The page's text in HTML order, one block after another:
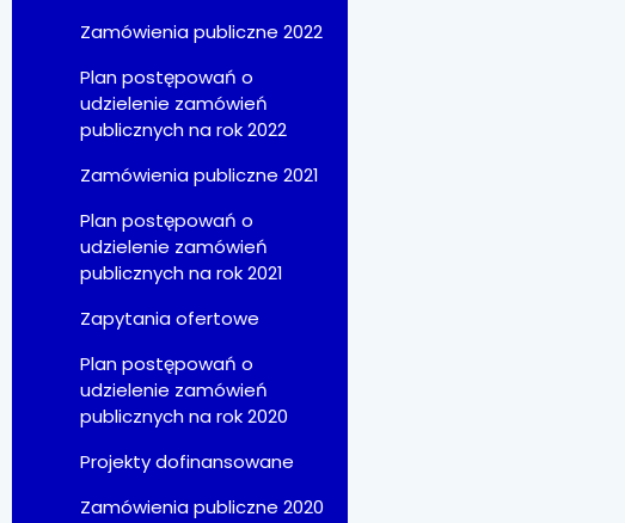
Zamówienia publiczne 2022
Plan postępowań o
udzielenie zamówień
publicznych na rok 2022
Zamówienia publiczne 2021
Plan postępowań o
udzielenie zamówień
publicznych na rok 2021
Zapytania ofertowe
Plan postępowań o
udzielenie zamówień
publicznych na rok 2020
Projekty dofinansowane
Zamówienia publiczne 2020